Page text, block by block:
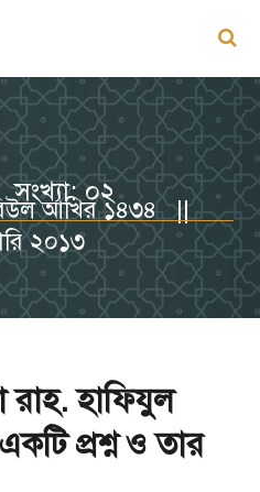
০২
আখির ১৪৩৪ ||
২০১৩
হাফিযুল
প্রশ্ন ও তার